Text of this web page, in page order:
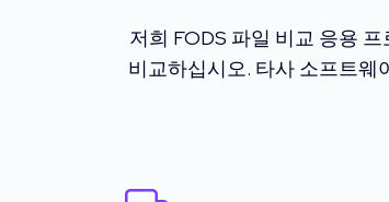
저희 FODS 파일 비교 응용
비교하십시오. 타사 소프트웨